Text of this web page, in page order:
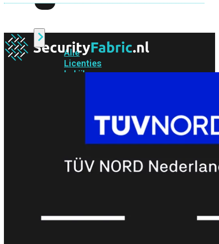
Alle
Licenties
bekijken
FortiCare
EssentialsFortiCare
PremiumFortiCare
Elite
Upgrades